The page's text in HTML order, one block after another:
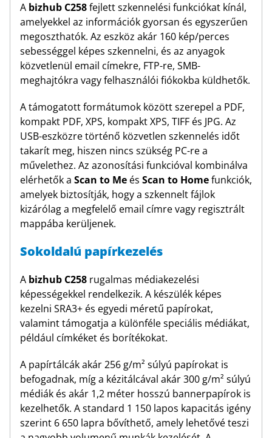
A bizhub C258fejlett szkennelési funkciókat kínál,
amelyekkel az információk gyorsan és egyszerűen
megoszthatók. Az eszköz akár 160 kép/perces
sebességgel képes szkennelni, és az anyagok
közvetlenül email címekre, FTP-re, SMB-
meghajtókra vagy felhasználói fiókokba küldhetők.
A támogatott formátumok között szerepel a PDF,
kompakt PDF, XPS, kompakt XPS, TIFF és JPG. Az
USB-eszközre történő közvetlen szkennelés időt
takarít meg, hiszen nincs szükség PC-re a
művelethez. Az azonosítási funkcióval kombinálva
elérhetők a Scan to Me és Scan to Homefunkciók,
amelyek biztosítják, hogy a szkennelt fájlok
kizárólag a megfelelő email címre vagy regisztrált
mappába kerüljenek.
Sokoldalú papírkezelés
A bizhub C258 rugalmas médiakezelési
képességekkel rendelkezik. A készülék képes
kezelni SRA3+ és egyedi méretű papírokat,
valamint támogatja a különféle speciális médiákat,
például címkéket és borítékokat.
A papírtálcák akár 256 g/m² súlyú papírokat is
befogadnak, míg a kézitálcával akár 300 g/m² súlyú
médiák és akár 1,2 méter hosszú bannerpapírok is
kezelhetők. A standard 1 150 lapos kapacitás igény
szerint 6 650 lapra bővíthető, amely lehetővé teszi